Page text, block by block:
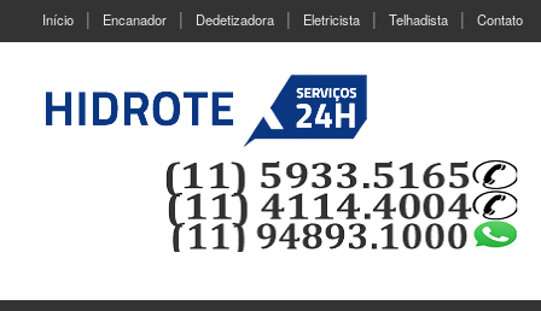
Início Encanador Dedetizadora Eletricista Telhadista Contato